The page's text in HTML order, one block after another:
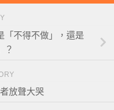
「不得不做」，還是
？
放聲大哭